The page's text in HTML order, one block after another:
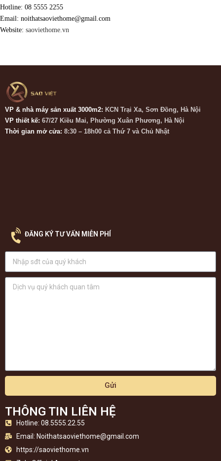
Hotline: 08 5555 2255
Email: noithatsaoviethome@gmail.com
Website: saoviethome.vn
VP & nhà máy sản xuất 3000m2: KCN Trại Xa, Sơn Đồng, Hà Nội
VP thiết kế: 67/27 Kiều Mai, Phường Xuân Phương, Hà Nội
Thời gian mở cửa: 8:30 – 18h00 cả Thứ 7 và Chủ Nhật
ĐĂNG KÝ TƯ VẤN MIỄN PHÍ
Gửi
THÔNG TIN LIÊN HỆ
Hotline: 08.5555.22.55
Email: Noithatsaoviethome@gmail.com
https://saoviethome.vn